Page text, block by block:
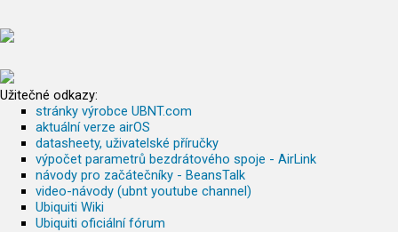
Užitečné odkazy:
stránky výrobce UBNT.com
aktuální verze airOS
datasheety, uživatelské příručky
výpočet parametrů bezdrátového spoje - AirLink
návody pro začátečníky - BeansTalk
video-návody (ubnt youtube channel)
Ubiquiti Wiki
Ubiquiti oficiální fórum